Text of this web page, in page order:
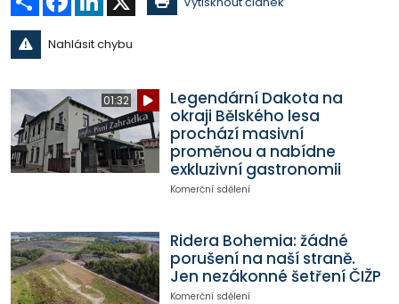
Nahlásit chybu
01:32
Legendární Dakota na
okraji Bělského lesa
prochází masivní
proměnou a nabídne
exkluzivní gastronomii
Komerční sdělení
Ridera Bohemia: žádné
porušení na naší straně.
Jen nezákonné šetření ČIŽP
Komerční sdělení